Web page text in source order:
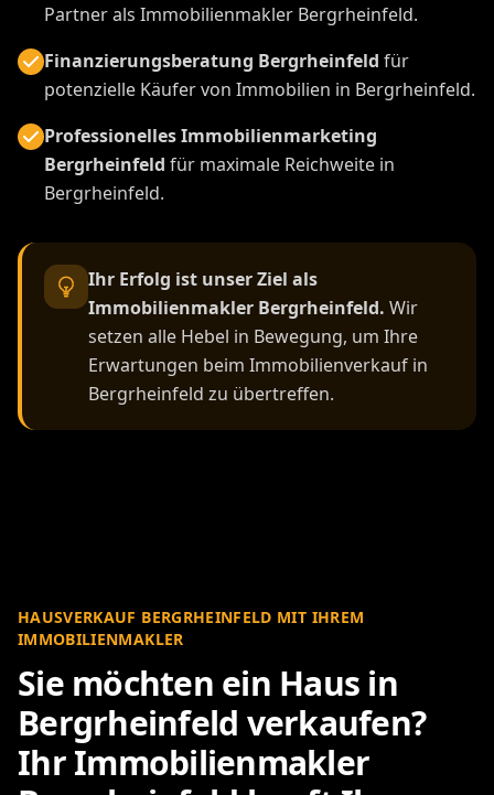
Partner als Immobilienmakler Bergrheinfeld.
Finanzierungsberatung Bergrheinfeld für
potenzielle Käufer von Immobilien in Bergrheinfeld.
Professionelles Immobilienmarketing
Bergrheinfeld für maximale Reichweite in
Bergrheinfeld.
Ihr Erfolg ist unser Ziel als
Immobilienmakler Bergrheinfeld. Wir
setzen alle Hebel in Bewegung, um Ihre
Erwartungen beim Immobilienverkauf in
Bergrheinfeld zu übertreffen.
HAUSVERKAUF BERGRHEINFELD MIT IHREM
IMMOBILIENMAKLER
Sie möchten ein Haus in
Bergrheinfeld verkaufen?
Ihr Immobilienmakler